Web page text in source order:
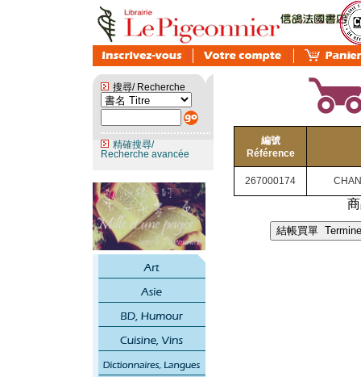
搜尋/ Recherche
精確搜尋/
Recherche avancée
編號
Référence
267000174